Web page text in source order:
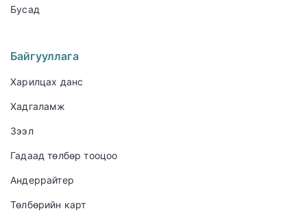
Бусад
Байгууллага
Харилцах данс
Хадгаламж
Зээл
Гадаад төлбөр тооцоо
Андеррайтер
Төлбөрийн карт